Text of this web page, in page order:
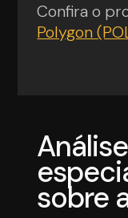
Confira o
Polygon
sobre